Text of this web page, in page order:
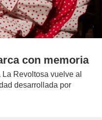
con memoria
Revoltosa vuelve al
desarrollada por